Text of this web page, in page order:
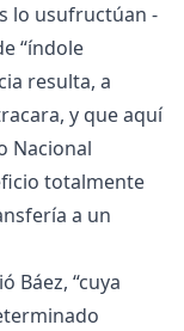
lo usufructúan -
“índole
resulta, a
y que aquí
Nacional
totalmente
a un
Báez, “cuya